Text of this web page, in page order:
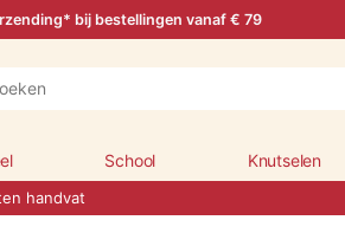
bij bestellingen vanaf € 79
School Knutselen
handvat